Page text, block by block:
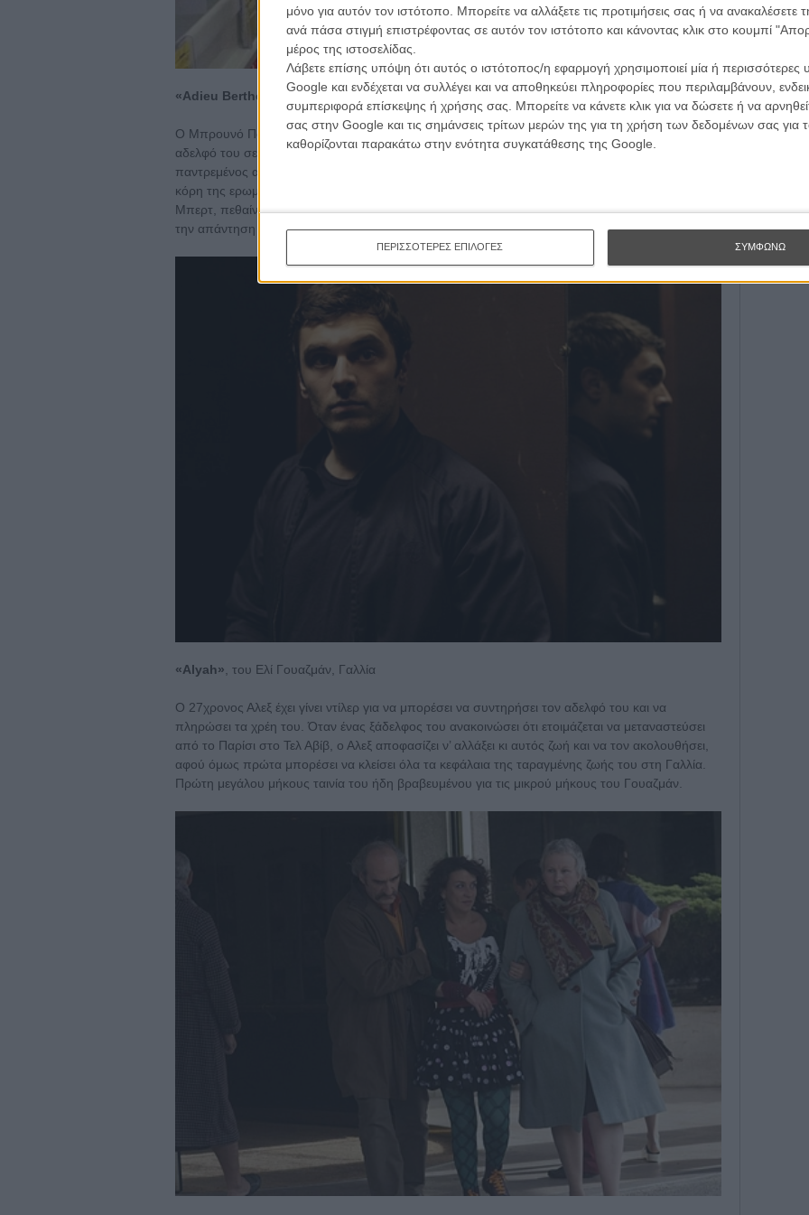
μόνο για αυτόν τον ιστότοπο. Μπορείτε να αλλάξετε τις προτιμήσεις σας ή να ανακαλέσετε
ανά πάσα στιγμή επιστρέφοντας σε αυτόν τον ιστότοπο και κάνοντας κλικ στο κουμπί
μέρος της ιστοσελίδας.
Λάβετε επίσης υπόψη ότι αυτός ο ιστότοπος/η εφαρμογή χρησιμοποιεί μία ή περισσότερες
Google και ενδέχεται να συλλέγει και να αποθηκεύει πληροφορίες που περιλαμβάνουν,
συμπεριφορά επίσκεψης ή χρήσης σας. Μπορείτε να κάνετε κλικ για να δώσετε ή να
σας στην Google και τις σημάνσεις τρίτων μερών της για τη χρήση των δεδομένων σας
καθορίζονται παρακάτω στην ενότητα συγκατάθεσης της Google.
ΠΕΡΙΣΣΟΤΕΡΕΣ ΕΠΙΛΟΓΕΣ ΣΥΜΦΩΝΩ
«Adieu Berthe – l’enterrement de meme» , του Μπρουνό Πονταλιντές, Γαλλία
Ο Μπρουνό Πονταλιντές, αδελφός του Ντενίς και συν-σεναριογράφος του, σκηνοθετεί τον
αδελφό του σε μια ιστορία φαρμάκων, μαγείας και ζωής. Ο Αρμάν είναι φαρμακοποιός,
παντρεμένος αλλά και με φιλενάδα, ο οποίος μυστικά προετοιμάζει ένα σόου μαγείας για την
κόρη της ερωμένης του. Σα να μη φτάνουν όσα έχει στο πιάτο του, η γιαγιά του Αρμάν, η
Μπερτ, πεθαίνει κι εκείνος έχει ν’ αντιμετωπίσει όλα τα πρακτικά ζητήματα της κηδείας αλλά και
την απάντηση στο ερώτημα: ποια ήταν πραγματικά η Μπερτ;
«Alyah» , του Ελί Γουαζμάν, Γαλλία
Ο 27χρονος Αλεξ έχει γίνει ντίλερ για να μπορέσει να συντηρήσει τον αδελφό του και να
πληρώσει τα χρέη του. Όταν ένας ξάδελφος του ανακοινώσει ότι ετοιμάζεται να μεταναστεύσει
από το Παρίσι στο Τελ Αβίβ, ο Αλεξ αποφασίζει ν’ αλλάξει κι αυτός ζωή και να τον ακολουθήσει,
αφού όμως πρώτα μπορέσει να κλείσει όλα τα κεφάλαια της ταραγμένης ζωής του στη Γαλλία.
Πρώτη μεγάλου μήκους ταινία του ήδη βραβευμένου για τις μικρού μήκους του Γουαζμάν.
Εγγράψου
Θέλω